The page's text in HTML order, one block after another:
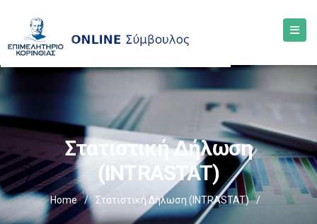
Στατιστική Δήλωση
(INTRASTAT)
Home / Στατιστική Δήλωση (INTRASTAT) /